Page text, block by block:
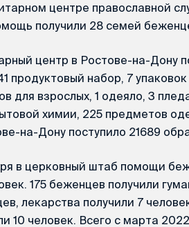
центре православной
получили 28 семей
центр в Ростове-на-Дону
продуктовый набор, 7 упаковок
для взрослых, 1 одеяло, 3
химии, 225 предметов
на-Дону поступило 21689
в церковный штаб помощи
175 беженцев получили
лекарства получили 7
10 человек. Всего с марта